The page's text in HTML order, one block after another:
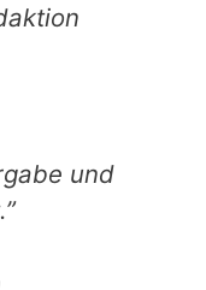
und